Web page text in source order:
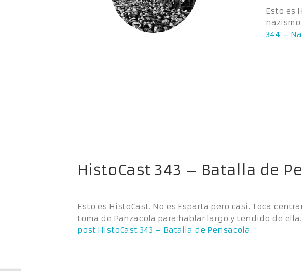
Esto es
344 –
HistoCast 343 – Batalla de
Esto es HistoCast. No es Esparta pero casi. Toca
toma de Panzacola para hablar largo y tendido de
post HistoCast 343 – Batalla de Pensacola